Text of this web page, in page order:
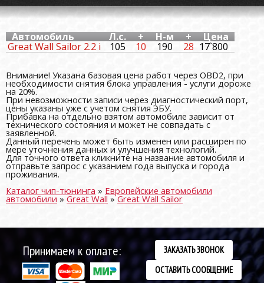
Автомобиль Л.с. + Н-м + Цена
Great Wall Sailor 2.2 i 105 10 190 28 17`800
Внимание! Указана базовая цена работ через OBD2, при
необходимости снятия блока управления - услуги дороже
на 20%.
При невозможности записи через диагностический порт,
цены указаны уже с учетом снятия ЭБУ.
Прибавка на отдельно взятом автомобиле зависит от
технического состояния и может не совпадать с
заявленной.
Данный перечень может быть изменен или расширен по
мере уточнения данных и улучшения технологий.
Для точного ответа кликните на название автомобиля и
отправьте запрос с указанием года выпуска и города
проживания.
Каталог чип-тюнинга » Европейские автомобили
автомобили»Great Wall»Great Wall Sailor
Принимаем к оплате:
ЗАКАЗАТЬ ЗВОНОК
ОСТАВИТЬ СООБЩЕНИЕ